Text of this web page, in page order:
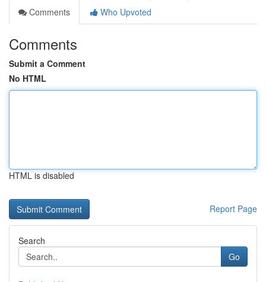
Comments
Who Upvoted
Comments
Submit a Comment
No HTML
HTML is disabled
Report Page
Search
Go